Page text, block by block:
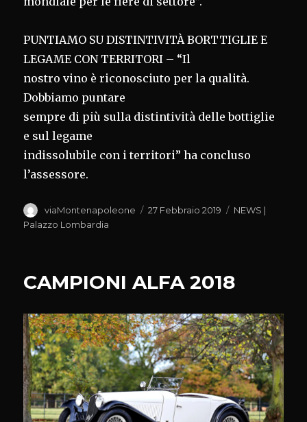
PUNTIAMO SU DISTINTIVITÀ BORTTIGLIE E
LEGAME CON TERRITORI – “Il
nostro vino è riconosciuto per la qualità.
Dobbiamo puntare
sempre di più sulla distintività delle bottiglie
e sul legame
indissolubile con i territori” ha concluso
l’assessore.
Autore
viaMontenapoleone
Pubblicato
27 Febbraio 2019 Categorie
NEWS |
Palazzo Lombardia
CAMPIONI ALFA 2018